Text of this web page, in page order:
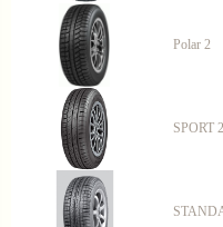
Polar 2
SPORT